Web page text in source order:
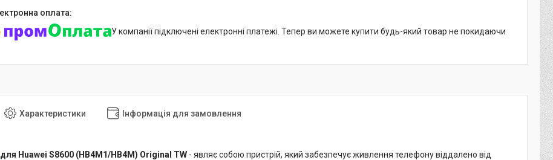
У компанії підключені електронні платежі. Тепер ви можете купити будь-який товар не покидаючи
Характеристики Інформація для замовлення
для Huawei S8600 (HB4M1/HB4M) Original TW - являє собою пристрій, який забезпечує живлення телефону віддалено від